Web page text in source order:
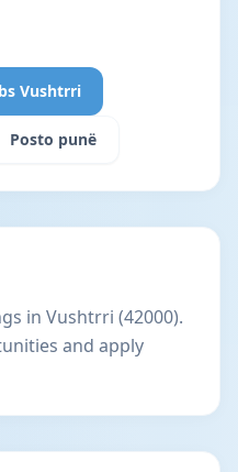
Vushtrri
Posto punë
in Vushtrri (42000).
and apply